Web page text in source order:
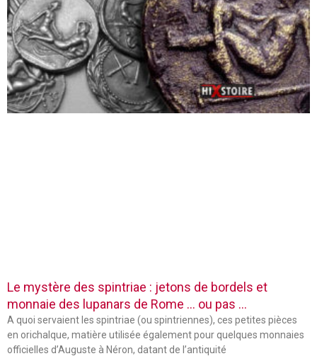
Le mystère des spintriae : jetons de bordels et
monnaie des lupanars de Rome … ou pas …
A quoi servaient les spintriae (ou spintriennes), ces petites pièces
en orichalque, matière utilisée également pour quelques monnaies
officielles d’Auguste à Néron, datant de l’antiquité